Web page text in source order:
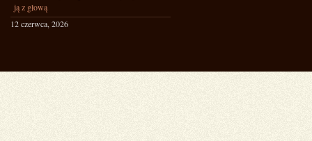
ją z głową
12 czerwca, 2026